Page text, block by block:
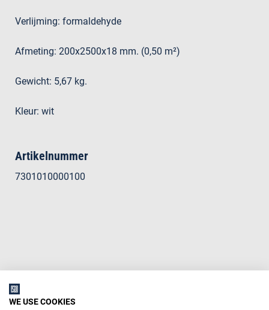
Verlijming: formaldehyde
Afmeting: 200x2500x18 mm. (0,50 m²)
Gewicht: 5,67 kg.
Kleur: wit
Artikelnummer
7301010000100
WE USE COOKIES